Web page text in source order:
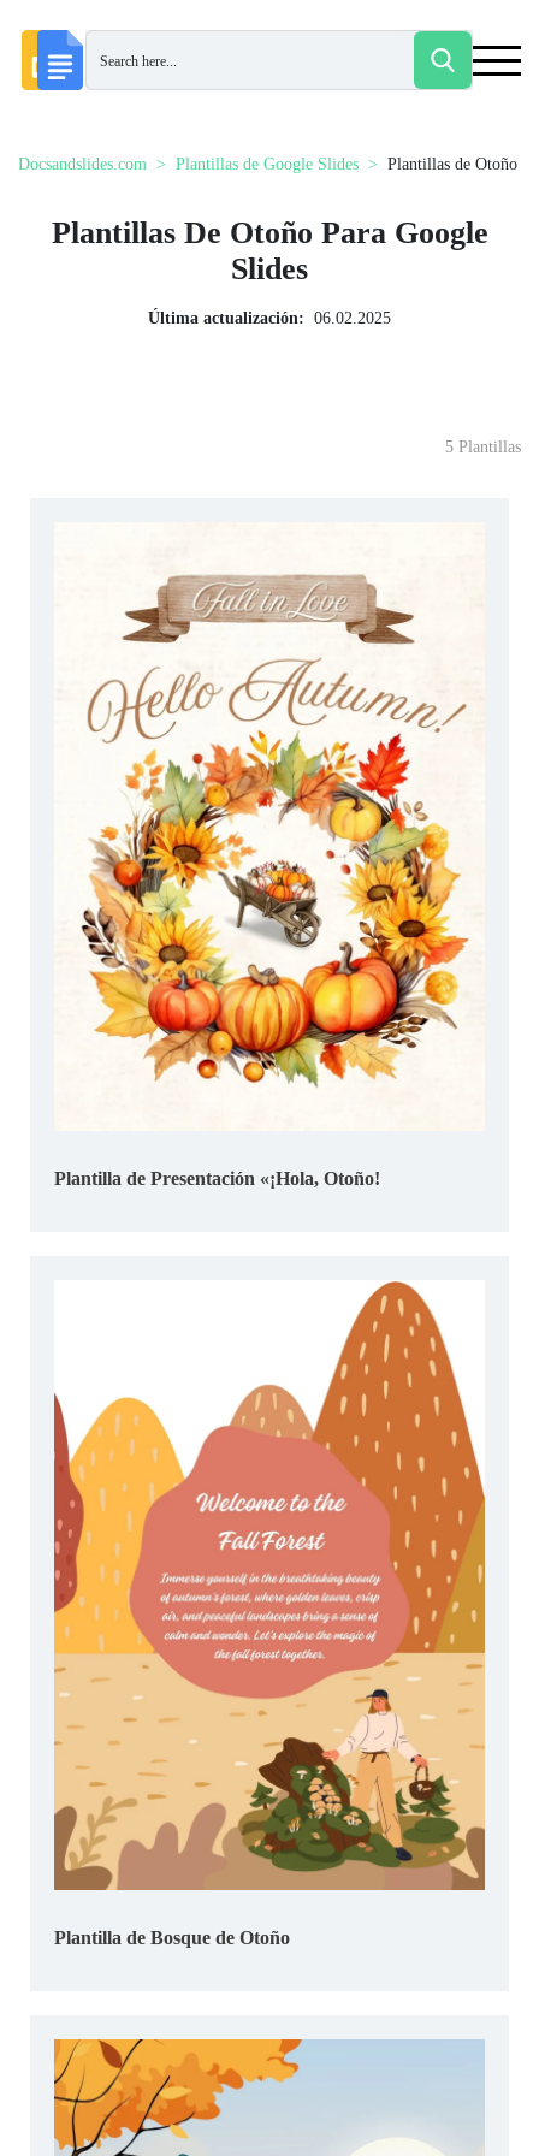
Docsandslides.com Plantillas de Google Slides Plantillas de Otoño
Plantillas De Otoño Para Google
Slides
Última actualización: 06.02.2025
5 Plantillas
Plantilla de Presentación «¡Hola, Otoño!
Plantilla de Bosque de Otoño